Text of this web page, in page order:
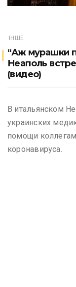
ІНШЕ
“Аж мурашки
Неаполь
(видео)
В итальянском
украинских
помощи
коронавируса.